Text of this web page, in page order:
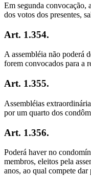
Em segunda convocação,
dos votos dos presentes,
Art. 1.354.
A assembléia não poderá
forem convocados para a
Art. 1.355.
Assembléias
por um quarto dos
Art. 1.356.
Poderá haver no
membros, eleitos pela
anos, ao qual compete dar